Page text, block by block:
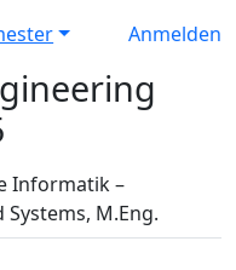
Anmelden
Informatik –
Systems, M.Eng.